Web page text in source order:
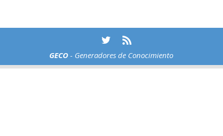
GECO - Generadores de Conocimiento